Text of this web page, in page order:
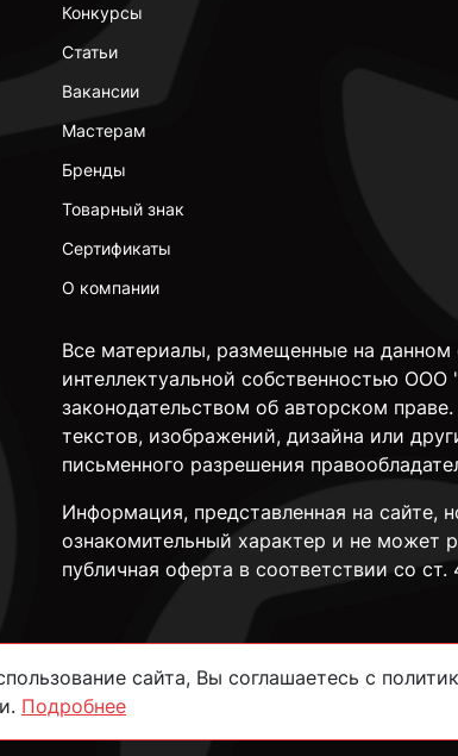
Конкурсы
Статьи
Вакансии
Мастерам
Бренды
Товарный знак
Сертификаты
О компании
Все материалы, размещенные на данном
интеллектуальной собственностью
законодательством об авторском
текстов, изображений, дизайна или
письменного разрешения
Информация, представленная на сайте,
ознакомительный характер и не может
публичная оферта в соответствии со
сайта, Вы соглашаетесь с
Подробнее